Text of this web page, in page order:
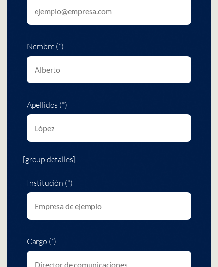
Nombre (*)
Apellidos (*)
[group detalles]
Institución (*)
Cargo (*)